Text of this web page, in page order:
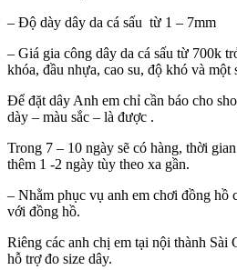
– Độ dày dây da cá sấu từ 1 – 7mm
– Giá gia công dây da cá sấu từ 700k
khóa, đầu nhựa, cao su, độ khó và một
Để đặt dây Anh em chỉ cần báo cho
dày – màu sắc – là được .
Trong 7 – 10 ngày sẽ có hàng, thời
thêm 1 -2 ngày tùy theo xa gần.
– Nhằm phục vụ anh em chơi đồng hồ
với đồng hồ.
Riêng các anh chị em tại nội thành Sài
hỗ trợ đo size dây.